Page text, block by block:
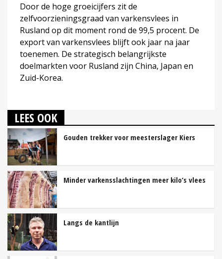
Door de hoge groeicijfers zit de
zelfvoorzieningsgraad van varkensvlees in
Rusland op dit moment rond de 99,5 procent. De
export van varkensvlees blijft ook jaar na jaar
toenemen. De strategisch belangrijkste
doelmarkten voor Rusland zijn China, Japan en
Zuid-Korea.
LEES OOK
Gouden trekker voor meesterslager Kiers
Minder varkensslachtingen meer kilo’s vlees
Langs de kantlijn